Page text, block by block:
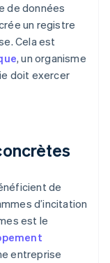
de données
un registre
Cela est
, un organisme
doit exercer
de
d’incitation
est le
entreprise